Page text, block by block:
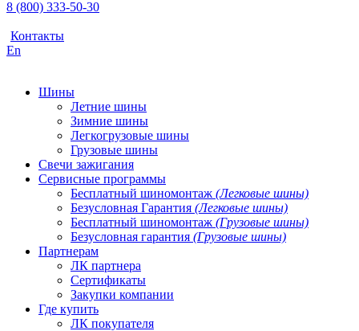
8 (800) 333-50-30
Контакты
En
Шины
Летние шины
Зимние шины
Легкогрузовые шины
Грузовые шины
Свечи зажигания
Сервисные программы
Бесплатный шиномонтаж (Легковые шины)
Безусловная Гарантия (Легковые шины)
Бесплатный шиномонтаж (Грузовые шины)
Безусловная гарантия (Грузовые шины)
Партнерам
ЛК партнера
Сертификаты
Закупки компании
Где купить
ЛК покупателя